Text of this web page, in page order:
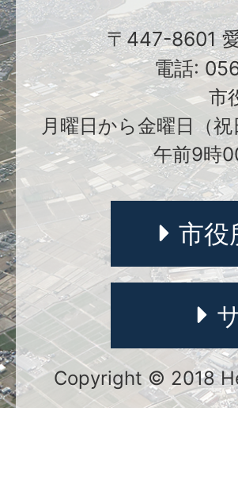
〒447-8601
電話:
市
月曜日から金曜日（
午前9時
市役
Copyright © 2018